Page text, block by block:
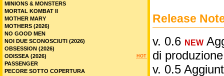
Release
v. 0.6 NEW
di
v. 0.5
MINIONS & MONSTERS
MORTAL KOMBAT II
MOTHER MARY
MOTHERS (2026)
NO GOOD MEN
NOI DUE SCONOSCIUTI (2026)
OBSESSION (2026)
HOT
ODISSEA (2026)
PASSENGER
PECORE SOTTO COPERTURA